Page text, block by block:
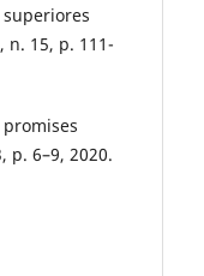
n. 15, p. 111-
p. 6–9, 2020.